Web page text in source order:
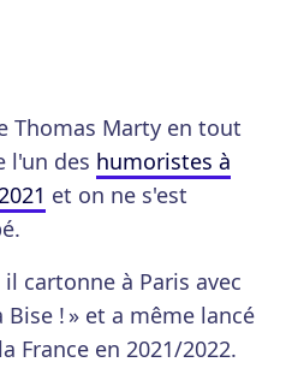
Thomas Marty en tout
l'un des humoristes à
et on ne s'est
cartonne à Paris avec
Bise ! » et a même lancé
France en 2021/2022.